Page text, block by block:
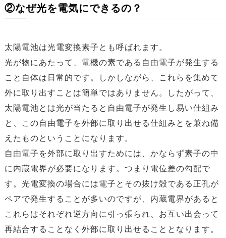
②なぜ光を電気にできるの？
太陽電池は光電変換素子とも呼ばれます。
光が物にあたって、電機の素である自由電子が発生する
こと自体は日常的です。しかしながら、これらを集めて
外に取り出すことは簡単ではありません。したがって、
太陽電池とは光が当たると自由電子が発生し易い仕組み
と、この自由電子を外部に取り出せる仕組みとを兼ね備
えたものということになります。
自由電子を外部に取り出すためには、かならず素子の中
に内蔵電界が必要になります。つまり電位差の勾配で
す。光電変換の場合には電子とその抜け殻である正孔が
ペアで発生することが多いのですが、内蔵電界があると
これらはそれぞれ逆方向に引っ張られ、お互い出会って
再結合することなく外部に取り出せることとなります。